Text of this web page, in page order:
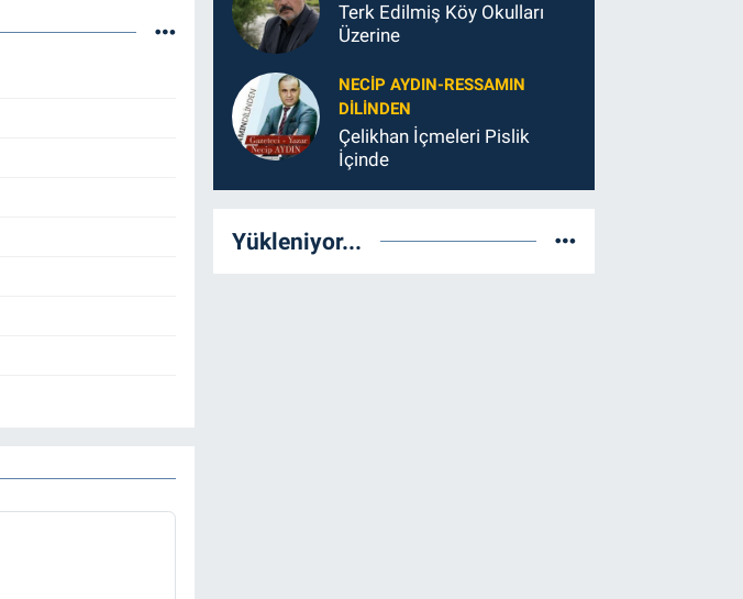
Terk Edilmiş Köy Okulları
Üzerine
NECIP AYDIN-RESSAMIN
DILINDEN
Çelikhan İçmeleri Pislik
İçinde
Yükleniyor...